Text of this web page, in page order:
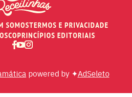
AIR FRYER
ANO NOVO (RÉVEILLON)
SOMOSTERMOS E PRIVACIDADE
PRINCÍPIOS EDITORIAIS
powered by ✦AdSeleto